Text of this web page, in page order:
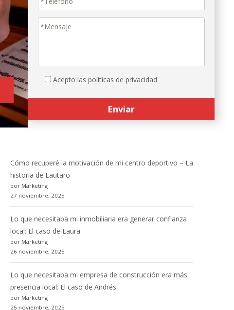
Acepto las políticas de privacidad
Cómo recuperé la motivación de mi centro deportivo – La
historia de Lautaro
por Marketing
27 noviembre, 2025
Lo que necesitaba mi inmobiliaria era generar confianza
local: El caso de Laura
por Marketing
26 noviembre, 2025
Lo que necesitaba mi empresa de construcción era más
presencia local: El caso de Andrés
por Marketing
25 noviembre, 2025